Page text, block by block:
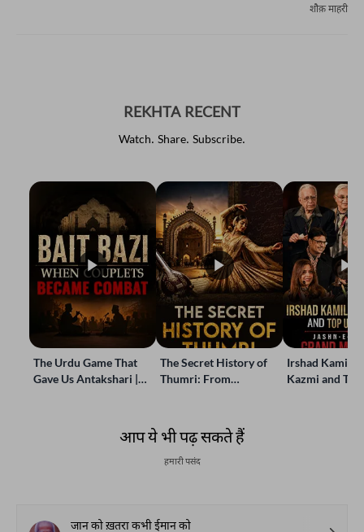
शौक़ माहरी
REKHTA RECENT
Watch. Share. Subscribe.
The Urdu Game That
Gave Us Antakshari |
The Secret History of
Thumri: From
Irshad Kamil,
Kazmi and
आप ये भी पढ़ सकते हैं
हमारी पसंद
जान को ख़तरा कभी ईमान को